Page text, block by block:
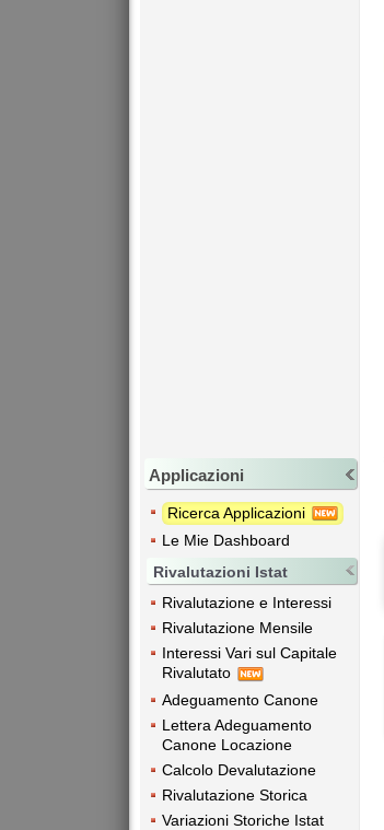
Applicazioni
Ricerca Applicazioni
Le Mie Dashboard
Rivalutazioni Istat
Rivalutazione e Interessi
Rivalutazione Mensile
Interessi Vari sul Capitale
Rivalutato
Adeguamento Canone
Lettera Adeguamento
Canone Locazione
Calcolo Devalutazione
Rivalutazione Storica
Variazioni Storiche Istat